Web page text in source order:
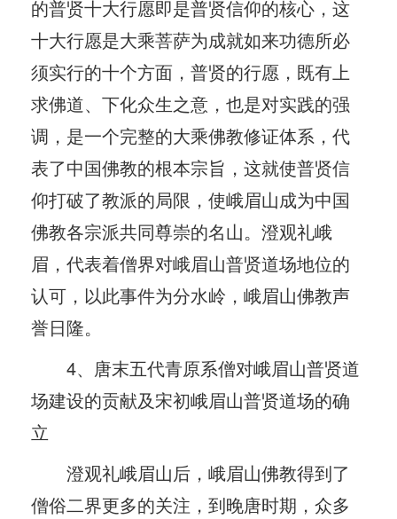
的普贤十大行愿即是普贤信仰的核心，这
十大行愿是大乘菩萨为成就如来功德所必
须实行的十个方面，普贤的行愿，既有上
求佛道、下化众生之意，也是对实践的强
调，是一个完整的大乘佛教修证体系，代
表了中国佛教的根本宗旨，这就使普贤信
仰打破了教派的局限，使峨眉山成为中国
佛教各宗派共同尊崇的名山。澄观礼峨
眉，代表着僧界对峨眉山普贤道场地位的
认可，以此事件为分水岭，峨眉山佛教声
誉日隆。
4、唐末五代青原系僧对峨眉山普贤道
场建设的贡献及宋初峨眉山普贤道场的确
立
澄观礼峨眉山后，峨眉山佛教得到了
僧俗二界更多的关注，到晚唐时期，众多